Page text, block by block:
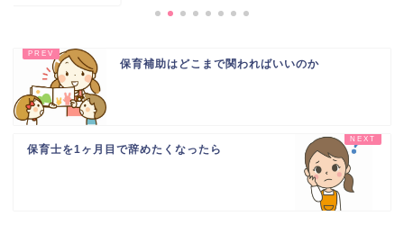
保育補助はどこまで関わればいいのか
保育士を1ヶ月目で辞めたくなったら